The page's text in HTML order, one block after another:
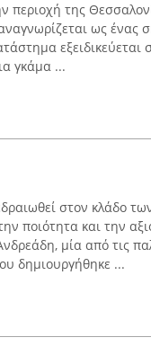
περιοχή της
ως ένας
εξειδικεύεται
γκάμα ...
στον κλάδο
ποιότητα και την
μία από τις
δημιουργήθηκε ...